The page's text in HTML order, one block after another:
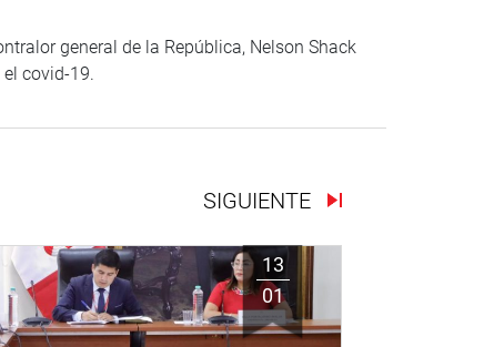
general de la República, Nelson Shack
covid-19.
SIGUIENTE
13
01